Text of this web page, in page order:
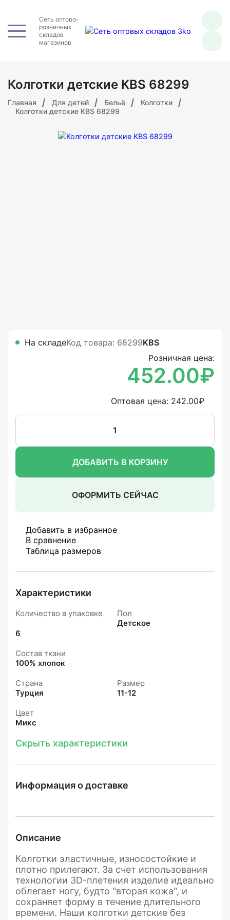
Сеть оптово-
розничных
складов
магазинов
Колготки детские KBS 68299
Главная Для детей Бельё
Колготки
Колготки детские KBS 68299
На складеКод товара: 68299KBS
Розничная цена:
452.00₽
Оптовая цена: 242.00₽
ДОБАВИТЬ В КОРЗИНУ
ОФОРМИТЬ СЕЙЧАС
Добавить в избранное
В сравнение
Таблица размеров
Характеристики
Количество в упаковке
6
Пол
Детское
Состав ткани
100% хлопок
Страна
Турция
Размер
11-12
Цвет
Микс
Скрыть характеристики
Информация о доставке
Описание
Колготки эластичные, износостойкие и
плотно прилегают. За счет использования
технологии 3D-плетения изделие идеально
облегает ногу, будто "вторая кожа", и
сохраняет форму в течение длительного
времени. Наши колготки детские без